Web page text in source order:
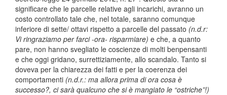
significare che le parcelle relative agli incarichi, avranno un
costo controllato tale che, nel totale, saranno comunque
inferiore di sette/ ottavi rispetto a parcelle del passato (n.d.r:
Vi ringraziamo per farci -ora- risparmiare) e che, a quanto
pare, non hanno svegliato le coscienze di molti benpensanti
e che oggi gridano, surrettiziamente, allo scandalo. Tanto si
doveva per la chiarezza dei fatti e per la coerenza dei
comportamenti (n.d.r.: ma allora prima di ora cosa è
successo?, ci sarà qualcuno che si è mangiato le “ostriche”!)